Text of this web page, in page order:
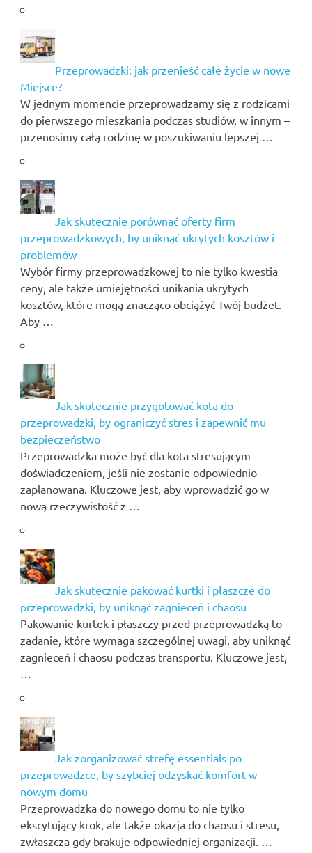
Przeprowadzki: jak przenieść całe życie w nowe
Miejsce?
W jednym momencie przeprowadzamy się z rodzicami
do pierwszego mieszkania podczas studiów, w innym –
przenosimy całą rodzinę w poszukiwaniu lepszej …
Jak skutecznie porównać oferty firm
przeprowadzkowych, by uniknąć ukrytych kosztów i
problemów
Wybór firmy przeprowadzkowej to nie tylko kwestia
ceny, ale także umiejętności unikania ukrytych
kosztów, które mogą znacząco obciążyć Twój budżet.
Aby …
Jak skutecznie przygotować kota do
przeprowadzki, by ograniczyć stres i zapewnić mu
bezpieczeństwo
Przeprowadzka może być dla kota stresującym
doświadczeniem, jeśli nie zostanie odpowiednio
zaplanowana. Kluczowe jest, aby wprowadzić go w
nową rzeczywistość z …
Jak skutecznie pakować kurtki i płaszcze do
przeprowadzki, by uniknąć zagnieceń i chaosu
Pakowanie kurtek i płaszczy przed przeprowadzką to
zadanie, które wymaga szczególnej uwagi, aby uniknąć
zagnieceń i chaosu podczas transportu. Kluczowe jest,
Jak zorganizować strefę essentials po
przeprowadzce, by szybciej odzyskać komfort w
nowym domu
Przeprowadzka do nowego domu to nie tylko
ekscytujący krok, ale także okazja do chaosu i stresu,
zwłaszcza gdy brakuje odpowiedniej organizacji. …